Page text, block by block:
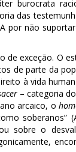
burocrata
das
por não
exceção. O
de parte da
à vida
– categoria
arcaico, o
soberanos”
sobre o